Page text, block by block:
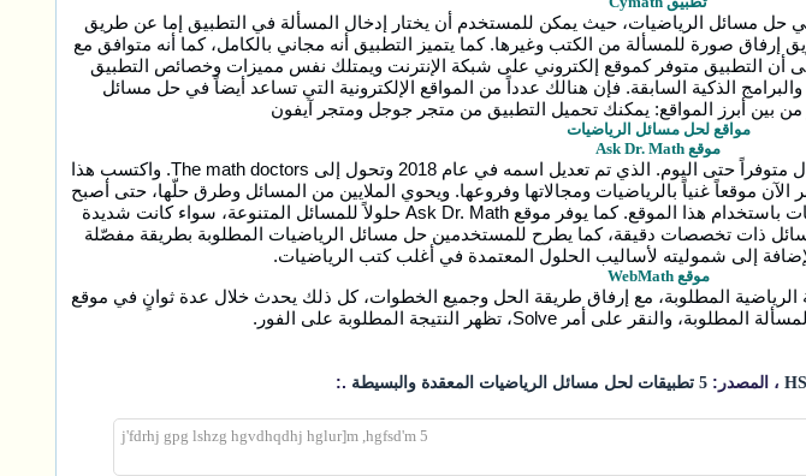
في حل مسائل الرياضيات، حيث يمكن للمستخدم أن يختار إدخال المسألة في التطبيق إما عن طريق
إرفاق صورة للمسألة من الكتب وغيرها. كما يتميز التطبيق أنه مجاني بالكامل، كما أنه متوافق مع
أن التطبيق متوفر كموقع إلكتروني على شبكة الإنترنت ويمتلك نفس مميزات وخصائص التطبيق
الذكية السابقة. فإن هنالك عدداً من المواقع الإلكترونية التي تساعد أيضاً في حل مسائل
من بين أبرز المواقع: يمكنك تحميل التطبيق من متجر جوجل ومتجر آيفون
مواقع لحل مسائل الرياضيات
موقع Ask Dr. Math
بدأ هذا الموقع الإلكتروني الشهير عمله في عام 1994، ولا يزال متوفراً حتى اليوم. الذي تم تعديل اسمه في عام 2018 وتحول إلى The math doctors. واكتسب هذا
الآن موقعاً غنياً بالرياضيات ومجالاتها وفروعها. ويحوي الملايين من المسائل وطرق حلّها، حتى أصبح
مصدراً مهماً في هذا المجال، كما يوصي خبراء علم الرياضيات باستخدام هذا الموقع. كما يوفر موقع Ask Dr. Math حلولاً للمسائل المتنوعة، سواء كانت شديدة
ذات تخصصات دقيقة، كما يطرح للمستخدمين حل مسائل الرياضيات المطلوبة بطريقة مفصّلة
إلى شموليته لأساليب الحلول المعتمدة في أغلب كتب الرياضيات.
موقع WebMath
الرياضية المطلوبة، مع إرفاق طريقة الحل وجميع الخطوات، كل ذلك يحدث خلال عدة ثوانٍ في موقع
، المصدر:5 تطبيقات لحل مسائل الرياضيات المعقدة والبسيطة .:
5 j'fdrhj gpg lshzg hgvdhqdhj hglur]m ,hgfsd'm